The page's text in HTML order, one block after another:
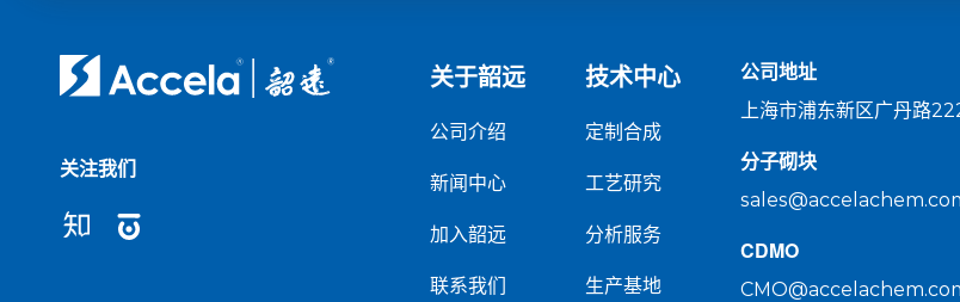
关注我们
关于韶远
公司介绍
新闻中心
加入韶远
联系我们
技术中心
定制合成
工艺研究
分析服务
生产基地
公司地址
上海市浦东新区广丹路
分子砌块
CDMO